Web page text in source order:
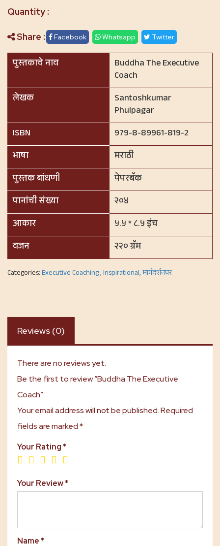
Share : Facebook Whatsapp Twitter
पुस्तकाचे नाव
Buddha The Executive
Coach
लेखक
Santoshkumar
Phulpagar
ISBN
979-8-89961-819-2
भाषा
मराठी
पुस्तक बांधणी
पेपरबॅक
पानांची संख्या
२०४
आकार
५.५ * ८.५ इंच
वजन
२२० ग्रॅम
Categories:Executive Coaching,Inspirational,मार्गदर्शनपर
Reviews (0)
There are no reviews yet.
Be the first to review “Buddha The Executive
Coach”
Your email address will not be published.Required
fields are marked*
Your Rating*
Your Review*
Name*